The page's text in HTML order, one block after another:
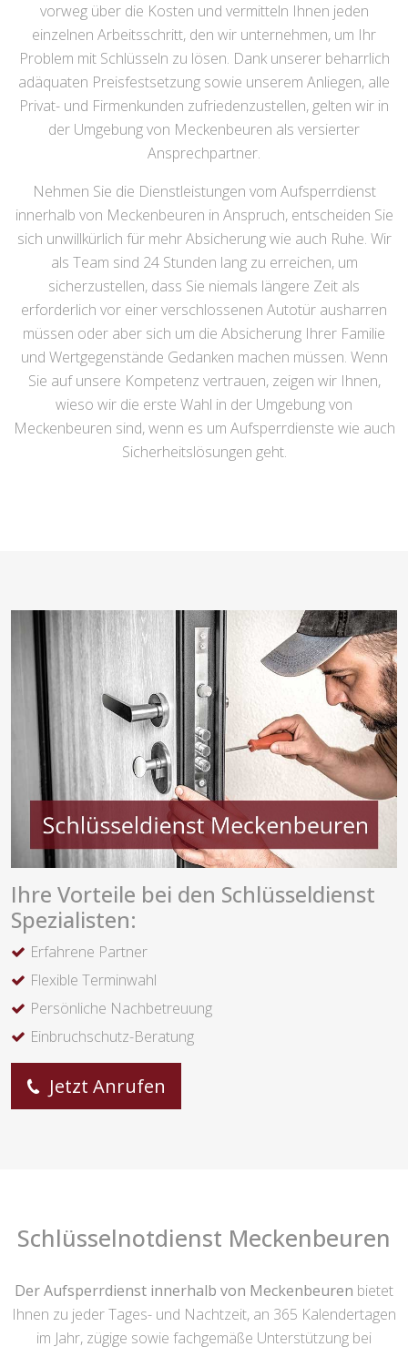
vorweg über die Kosten und vermitteln Ihnen jeden
einzelnen Arbeitsschritt, den wir unternehmen, um Ihr
Problem mit Schlüsseln zu lösen. Dank unserer beharrlich
adäquaten Preisfestsetzung sowie unserem Anliegen, alle
Privat- und Firmenkunden zufriedenzustellen, gelten wir in
der Umgebung von Meckenbeuren als versierter
Ansprechpartner.
Nehmen Sie die Dienstleistungen vom Aufsperrdienst
innerhalb von Meckenbeuren in Anspruch, entscheiden Sie
sich unwillkürlich für mehr Absicherung wie auch Ruhe. Wir
als Team sind 24 Stunden lang zu erreichen, um
sicherzustellen, dass Sie niemals längere Zeit als
erforderlich vor einer verschlossenen Autotür ausharren
müssen oder aber sich um die Absicherung Ihrer Familie
und Wertgegenstände Gedanken machen müssen. Wenn
Sie auf unsere Kompetenz vertrauen, zeigen wir Ihnen,
wieso wir die erste Wahl in der Umgebung von
Meckenbeuren sind, wenn es um Aufsperrdienste wie auch
Sicherheitslösungen geht.
Ihre Vorteile bei den Schlüsseldienst
Spezialisten:
Erfahrene Partner
Flexible Terminwahl
Persönliche Nachbetreuung
Einbruchschutz-Beratung
Jetzt Anrufen
Schlüsselnotdienst Meckenbeuren
Der Aufsperrdienst innerhalb von Meckenbeuren bietet
Ihnen zu jeder Tages- und Nachtzeit, an 365 Kalendertagen
im Jahr, zügige sowie fachgemäße Unterstützung bei